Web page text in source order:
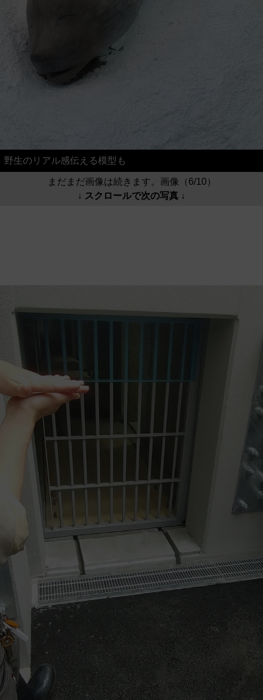
野生のリアル感伝える模型も
まだまだ画像は続きます。画像（6/10）
↓ スクロールで次の写真 ↓